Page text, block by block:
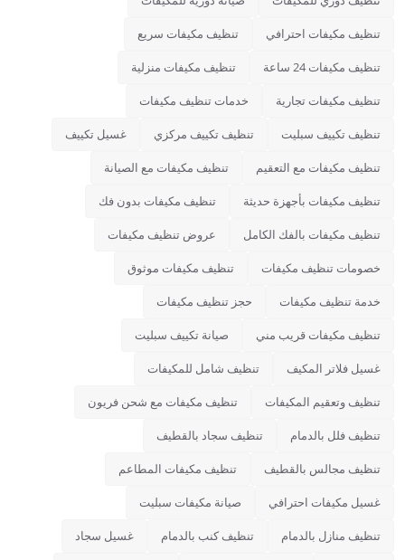
تنظيف مكيفات احترافي تنظيف مكيفات سريع
تنظيف مكيفات 24 ساعة تنظيف مكيفات منزلية
تنظيف مكيفات تجارية خدمات تنظيف مكيفات
تنظيف تكييف سبليت تنظيف تكييف مركزي غسيل تكييف
تنظيف مكيفات مع التعقيم تنظيف مكيفات مع الصيانة
تنظيف مكيفات بأجهزة حديثة تنظيف مكيفات بدون فك
تنظيف مكيفات بالفك الكامل عروض تنظيف مكيفات
خصومات تنظيف مكيفات تنظيف مكيفات موثوق
خدمة تنظيف مكيفات حجز تنظيف مكيفات
تنظيف مكيفات قريب مني صيانة تكييف سبليت
غسيل فلاتر المكيف تنظيف شامل للمكيفات
تنظيف وتعقيم المكيفات تنظيف مكيفات مع شحن فريون
تنظيف فلل بالدمام تنظيف سجاد بالقطيف
تنظيف مجالس بالقطيف تنظيف مكيفات المطاعم
غسيل مكيفات احترافي صيانة مكيفات سبليت
تنظيف منازل بالدمام تنظيف كنب بالدمام غسيل سجاد